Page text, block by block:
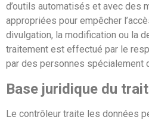
d’outils automatisés et avec des
appropriées pour empêcher
divulgation, la modification ou la
traitement est effectué par le
par des personnes spécialement
Base juridique du
Le contrôleur traite les données